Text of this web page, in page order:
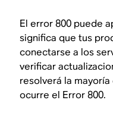
El error 800 puede
significa que tus
conectarse a los
verificar
resolverá la
ocurre el Error 800.